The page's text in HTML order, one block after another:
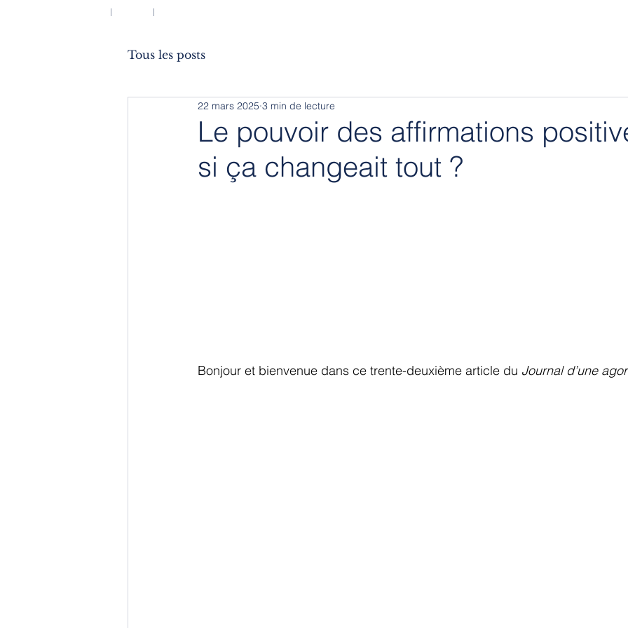
Tous les posts
Le pouvoir des affirmations
si ça changeait tout ?
22 mars 2025 3 min de lecture
Bonjour et bienvenue dans ce trente-deuxième article du Journal d’une